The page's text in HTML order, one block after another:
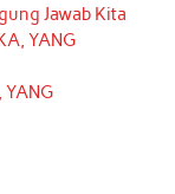
Jawab Kita
YANG
YANG